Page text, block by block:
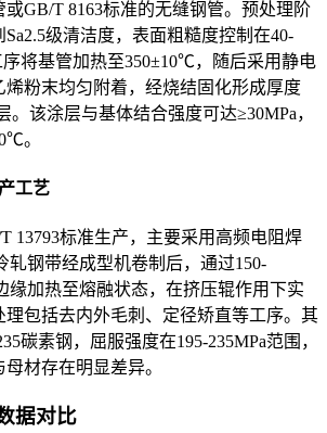
或GB/T 8163标准的无缝钢管。预处理阶
级清洁度，表面粗糙度控制在40-
序将基管加热至350±10℃，随后采用静电
烯粉末均匀附着，经烧结固化形成厚度
。该涂层与基体结合强度可达≥30MPa，
。
工艺
13793标准生产，主要采用高频电阻焊
轧钢带经成型机卷制后，通过150-
缘加热至熔融状态，在挤压辊作用下实
理包括去内外毛刺、定径矫直等工序。其
碳素钢，屈服强度在195-235MPa范围，
材存在明显差异。
据对比